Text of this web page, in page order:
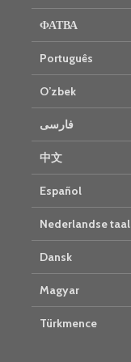
ФАТВА
Português
O’zbek
فارسی
中文
Español
Nederlandse taal
Dansk
Magyar
Türkmence